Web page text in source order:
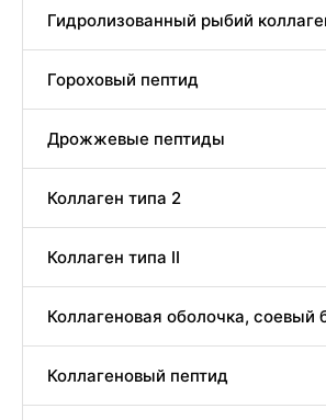
Гидролизованный рыбий
Гороховый пептид
Дрожжевые пептиды
Коллаген типа 2
Коллаген типа II
Коллагеновая оболочка, соевый
Коллагеновый пептид